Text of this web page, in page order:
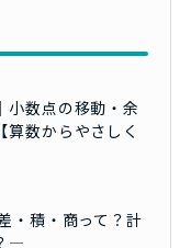
小数点の移動・余
算数からやさしく
・積・商って？計
―